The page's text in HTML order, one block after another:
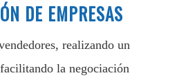
DE EMPRESAS
realizando un
la negociación